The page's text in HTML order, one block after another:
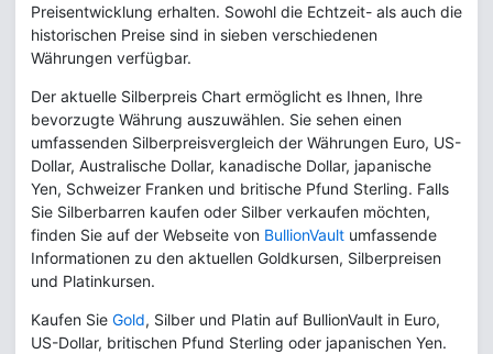
Preisentwicklung erhalten. Sowohl die Echtzeit- als auch die
historischen Preise sind in sieben verschiedenen
Währungen verfügbar.
Der aktuelle Silberpreis Chart ermöglicht es Ihnen, Ihre
bevorzugte Währung auszuwählen. Sie sehen einen
umfassenden Silberpreisvergleich der Währungen Euro, US-
Dollar, Australische Dollar, kanadische Dollar, japanische
Yen, Schweizer Franken und britische Pfund Sterling. Falls
Sie Silberbarren kaufen oder Silber verkaufen möchten,
finden Sie auf der Webseite von BullionVault umfassende
Informationen zu den aktuellen Goldkursen, Silberpreisen
und Platinkursen.
Kaufen Sie Gold, Silber und Platin auf BullionVault in Euro,
US-Dollar, britischen Pfund Sterling oder japanischen Yen.